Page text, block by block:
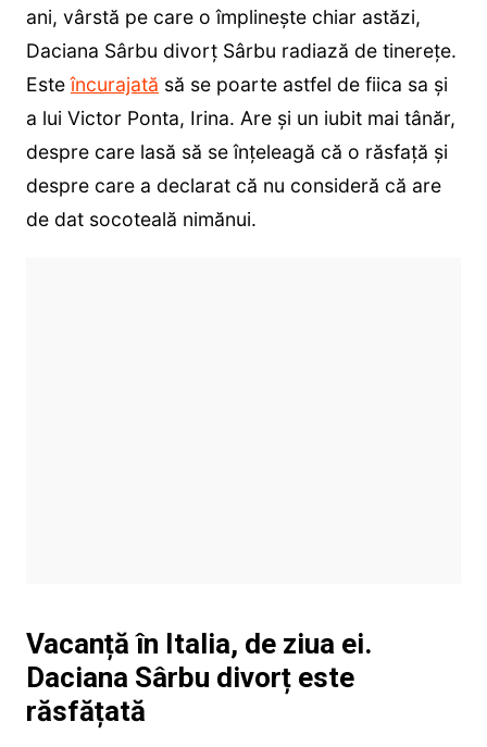
ani, vârstă pe care o împlinește chiar astăzi,
Daciana Sârbu divorț Sârbu radiază de tinerețe.
Esteîncurajată să se poarte astfel de fiica sa și
a lui Victor Ponta, Irina. Are și un iubit mai tânăr,
despre care lasă să se înțeleagă că o răsfață și
despre care a declarat că nu consideră că are
de dat socoteală nimănui.
Vacanță în Italia, de ziua ei.
Daciana Sârbu divorț este
răsfățată